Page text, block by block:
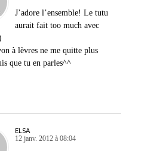
J’adore l’ensemble! Le tutu
aurait fait too much avec
à lèvres ne me quitte plus
que tu en parles^^
ELSA
12 janv. 2012 à 08:04